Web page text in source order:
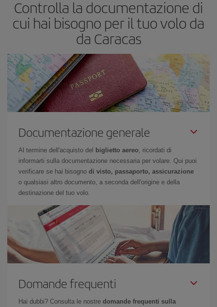
Inoltre, se non hai deciso una destinazione specifica per il tuo
viaggio, dai un'occhiata alle nostre offerte e lasciati ispirare:
troverai sicuramente il volo più economico.
Controlla la documentazione di
cui hai bisogno per il tuo volo da
da Caracas
Documentazione generale
Al termine dell'acquisto del biglietto aereo , ricordati di
informarti sulla documentazione necessaria per volare. Qui puoi
verificare se hai bisogno di visto, passaporto, assicurazione
o qualsiasi altro documento, a seconda dell'origine e della
destinazione del tuo volo.
Domande frequenti
Hai dubbi? Consulta le nostre domande frequenti sulla